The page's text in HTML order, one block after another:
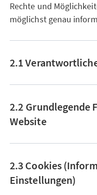
Rechte und
möglichst genau
2.1
2.2 Grundlegende
Website
2.3 Cookies
Einstellungen)